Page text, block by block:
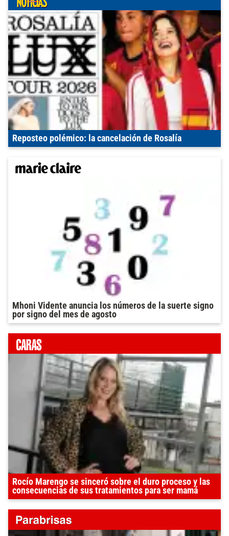
Reposteo polémico: la cancelación de Rosalía
Mhoni Vidente anuncia los números de la suerte signo
por signo del mes de agosto
Rocío Marengo se sinceró sobre el duro proceso y las
consecuencias de sus tratamientos para ser mamá